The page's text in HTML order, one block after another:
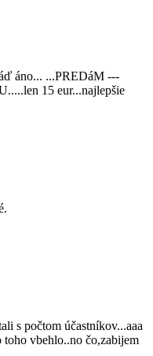
áno... ...PREDáM ---
15 eur...najlepšie
s počtom účastníkov...aaa
toho vbehlo..no čo,zabijem